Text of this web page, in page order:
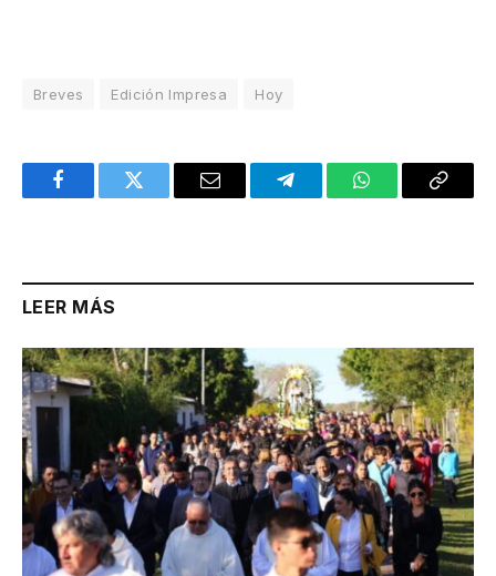
Breves Edición Impresa Hoy
FacebookTwitter Email TelegramWhatsAppCopy
LEER MÁS